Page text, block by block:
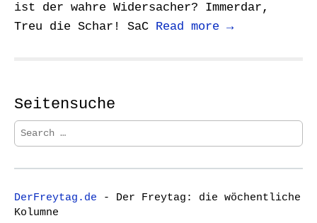
ist der wahre Widersacher? Immerdar,
Treu die Schar! SaC Read more →
Seitensuche
S
e
r
h
f
DerFreytag.de - Der Freytag: die wöchentliche
Kolumne